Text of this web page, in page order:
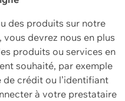
des produits sur notre
devrez nous en plus
produits ou services en
souhaité, par exemple
crédit ou l’identifiant
à votre prestataire